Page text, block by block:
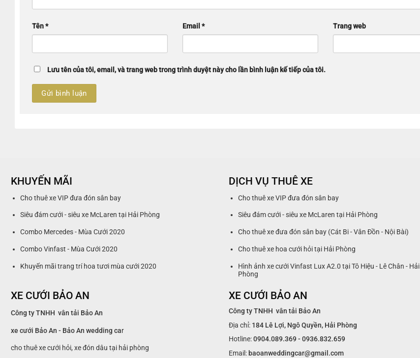
Tên* Email * Trang web
Lưu tên của tôi, email, và trang web trong trình duyệt này cho lần bình luận kế tiếp của tôi.
KHUYẾN MÃI
Cho thuê xe VIP đưa đón sân bay
Siêu đám cưới - siêu xe McLaren tại Hải Phòng
Combo Mercedes - Mùa Cưới 2020
Combo Vinfast - Mùa Cưới 2020
Khuyến mãi trang trí hoa tươi mùa cưới 2020
DỊCH VỤ THUÊ XE
Cho thuê xe VIP đưa đón sân bay
Siêu đám cưới - siêu xe McLaren tại Hải Phòng
Cho thuê xe đưa đón sân bay (Cát Bi - Vân Đồn - Nội Bài)
Cho thuê xe hoa cưới hỏi tại Hải Phòng
Hình ảnh xe cưới Vinfast Lux A2.0 tại Tô Hiệu - Lê Chân - Hải
Phòng
XE CƯỚI BẢO AN
Công ty TNHH vân tải Bảo An
xe cưới Bảo An - Bảo An wedding car
cho thuê xe cưới hỏi, xe đón dâu tại hải phòng
XE CƯỚI BẢO AN
Công ty TNHH vân tải Bảo An
Địa chỉ: 184 Lê Lợi, Ngô Quyền, Hải Phòng
Hotline:0904.089.369 - 0936.832.659
Email: baoanweddingcar@gmail.com